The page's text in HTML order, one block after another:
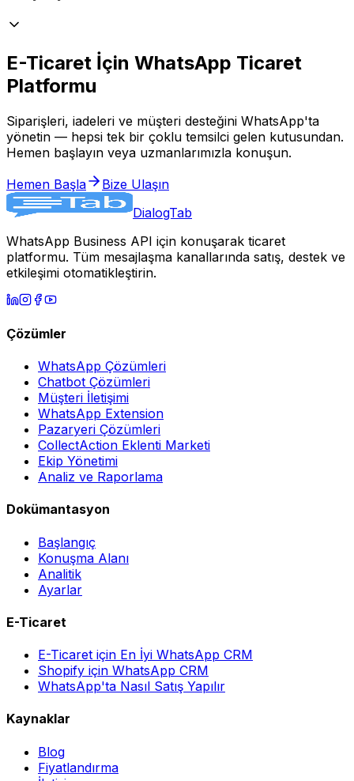
E-Ticaret İçin WhatsApp Ticaret
Platformu
Siparişleri, iadeleri ve müşteri desteğini WhatsApp'ta
yönetin — hepsi tek bir çoklu temsilci gelen kutusundan.
Hemen başlayın veya uzmanlarımızla konuşun.
Hemen Başla
Bize Ulaşın
DialogTab
WhatsApp Business API için konuşarak ticaret
platformu. Tüm mesajlaşma kanallarında satış, destek ve
etkileşimi otomatikleştirin.
Çözümler
WhatsApp Çözümleri
Chatbot Çözümleri
Müşteri İletişimi
WhatsApp Extension
Pazaryeri Çözümleri
CollectAction Eklenti Marketi
Ekip Yönetimi
Analiz ve Raporlama
Dokümantasyon
Başlangıç
Konuşma Alanı
Analitik
Ayarlar
E-Ticaret
E-Ticaret için En İyi WhatsApp CRM
Shopify için WhatsApp CRM
WhatsApp'ta Nasıl Satış Yapılır
Kaynaklar
Blog
Fiyatlandırma